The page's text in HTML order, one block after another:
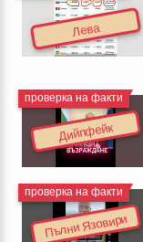
Лева
Дийпфейк
проверка на факти
Пълни Язовири
проверка на факти